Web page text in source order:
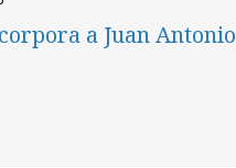
a Juan Antonio